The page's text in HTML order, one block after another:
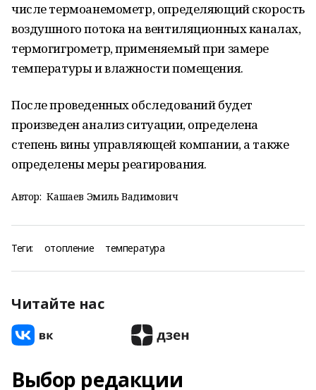
числе термоанемометр, определяющий скорость
воздушного потока на вентиляционных каналах,
термогигрометр, применяемый при замере
температуры и влажности помещения.
После проведенных обследований будет
произведен анализ ситуации, определена
степень вины управляющей компании, а также
определены меры реагирования.
Автор: Кашаев Эмиль Вадимович
Теги: отопление температура
Читайте нас
Выбор редакции